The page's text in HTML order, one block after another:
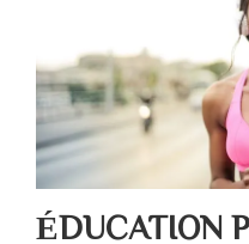
ÉDUCATION